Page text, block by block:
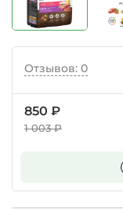
Отзывов: 0
850 ₽
1 003 ₽